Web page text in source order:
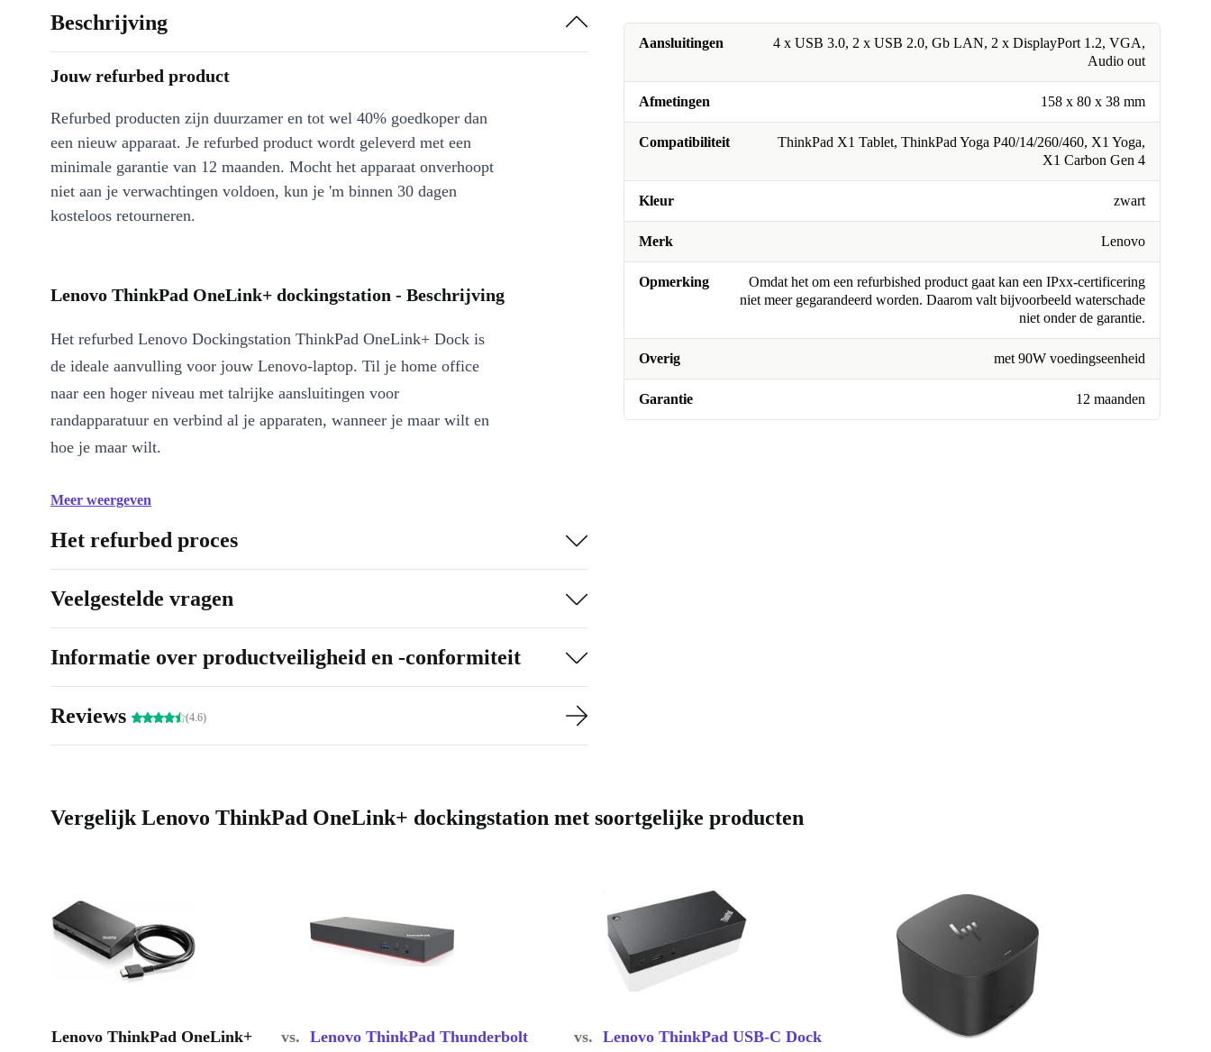
Aansluitingen
4 x USB 3.0, 2 x USB 2.0, Gb LAN, 2 x DisplayPort 1.2, VGA,
Audio out
Afmetingen 158 x 80 x 38 mm
Compatibiliteit
ThinkPad X1 Tablet, ThinkPad Yoga P40/14/260/460, X1 Yoga,
X1 Carbon Gen 4
Kleur zwart
Merk Lenovo
Opmerking
Omdat het om een refurbished product gaat kan een IPxx-certificering
niet meer gegarandeerd worden. Daarom valt bijvoorbeeld waterschade
niet onder de garantie.
Overig met 90W voedingseenheid
Garantie 12 maanden
Beschrijving
Jouw refurbed product
Refurbed producten zijn duurzamer en tot wel 40% goedkoper dan
een nieuw apparaat. Je refurbed product wordt geleverd met een
minimale garantie van 12 maanden. Mocht het apparaat onverhoopt
niet aan je verwachtingen voldoen, kun je 'm binnen 30 dagen
kosteloos retourneren.
Lenovo ThinkPad OneLink+ dockingstation - Beschrijving
Het refurbed Lenovo Dockingstation ThinkPad OneLink+ Dock is
de ideale aanvulling voor jouw Lenovo-laptop. Til je home office
naar een hoger niveau met talrijke aansluitingen voor
randapparatuur en verbind al je apparaten, wanneer je maar wilt en
hoe je maar wilt.
Meer weergeven
Het refurbed proces
Veelgestelde vragen
Informatie over productveiligheid en -conformiteit
Reviews (4.6)
Vergelijk Lenovo ThinkPad OneLink+ dockingstation met soortgelijke producten
Lenovo ThinkPad OneLink+
vs. Lenovo ThinkPad Thunderbolt
vs. Lenovo ThinkPad USB-C Dock